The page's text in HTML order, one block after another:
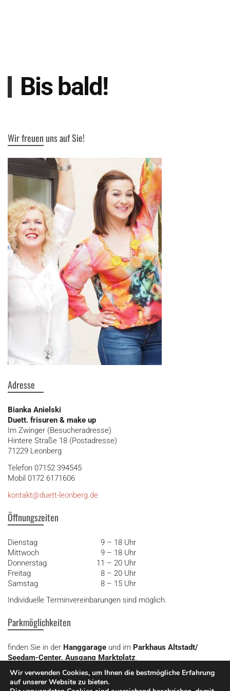
Bis bald!
Wir freuen uns auf Sie!
Adresse
Bianka Anielski
Duett. frisuren & make up
Im Zwinger (Besucheradresse)
Hintere Straße 18 (Postadresse)
71229 Leonberg
Telefon 07152 394545
Mobil 0172 6171606
kontakt@duett-leonberg.de
Öffnungszeiten
Dienstag
9 – 18 Uhr
Mittwoch
9 – 18 Uhr
Donnerstag
11 – 20 Uhr
Freitag
8 – 20 Uhr
Samstag
8 – 15 Uhr
Individuelle Terminvereinbarungen sind möglich.
Parkmöglichkeiten
finden Sie in der Hanggarage und im Parkhaus Altstadt/
Seedam-Center, Ausgang Marktplatz.
Google Rezensionen
Wir verwenden Cookies, um Ihnen die bestmögliche Erfahrung
auf unserer Website zu bieten.